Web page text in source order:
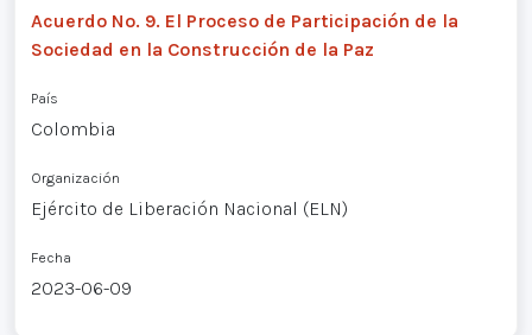
Acuerdo No. 9. El Proceso de Participación de la
Sociedad en la Construcción de la Paz
País
Colombia
Organización
Ejército de Liberación Nacional (ELN)
Fecha
2023-06-09